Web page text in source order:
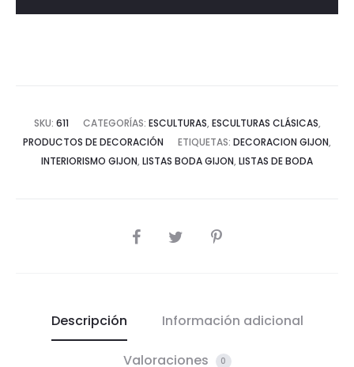
SKU: 611 CATEGORÍAS: ESCULTURAS, ESCULTURAS CLÁSICAS,
PRODUCTOS DE DECORACIÓN
ETIQUETAS: DECORACION GIJON,
INTERIORISMO GIJON, LISTAS BODA GIJON, LISTAS DE BODA
COMPARTIR
Descripción Información adicional
Valoraciones 0